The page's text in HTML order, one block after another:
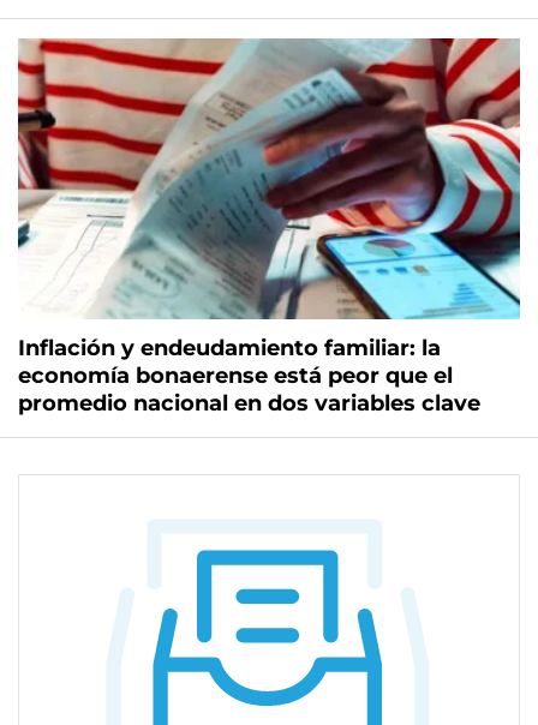
Inflación y endeudamiento familiar: la
economía bonaerense está peor que el
promedio nacional en dos variables clave